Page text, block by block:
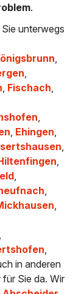
.
unterwegs
,
,
, Fischach,
,
, Ehingen,
,
,
,
,
,
,
,
in anderen
Sie da. Wir